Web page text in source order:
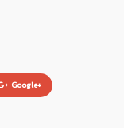
Google+